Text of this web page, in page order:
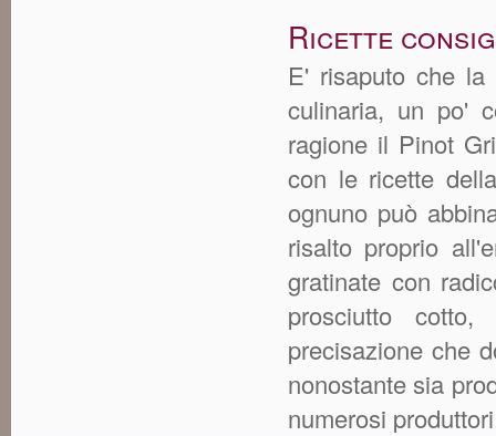
Ricette
E' risaputo che la
culinaria, un po'
ragione il Pinot
con le ricette
ognuno può
risalto proprio
gratinate con
prosciutto
precisazione che
nonostante sia
numerosi